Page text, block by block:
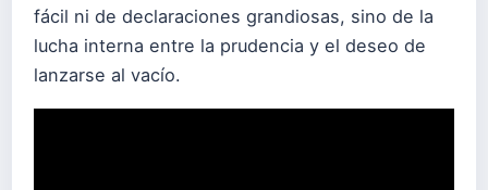
fácil ni de declaraciones grandiosas, sino de la
lucha interna entre la prudencia y el deseo de
lanzarse al vacío.